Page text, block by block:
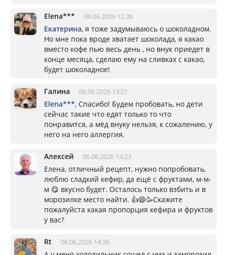
Elena*** 06.06.2026 12:38
Eкатерина, я тоже задумываюсь о шоколадном.
Но мне пока вроде хватает шоколада, я какао
вместо кофе пью весь день , но внук приедет в
конце месяца, сделаю ему на сливках с какао,
будет шоколадное!
Галина 06.06.2026 13:21
Elena***, Спасибо! Будем пробовать, но дети
сейчас такие что едят только то что
понравится, а мёд внуку нельзя, к сожалению, у
него на него аллергия.
Алексей 06.06.2026 14:23
Елена, отличный рецепт, нужно попробовать,
люблю сладкий кефир, да ещё с фруктами, м-м-
м 😋 вкусно будет. Осталось только взбить и в
морозилке место найти. 👍😄🥳Скажите
пожалуйста какая пропорция кефира и фруктов
у вас?
Rt 06.06.2026 14:36